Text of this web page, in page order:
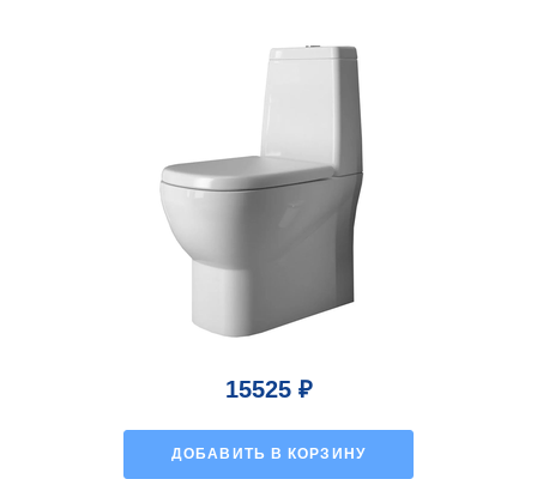
15525 ₽
ДОБАВИТЬ В КОРЗИНУ